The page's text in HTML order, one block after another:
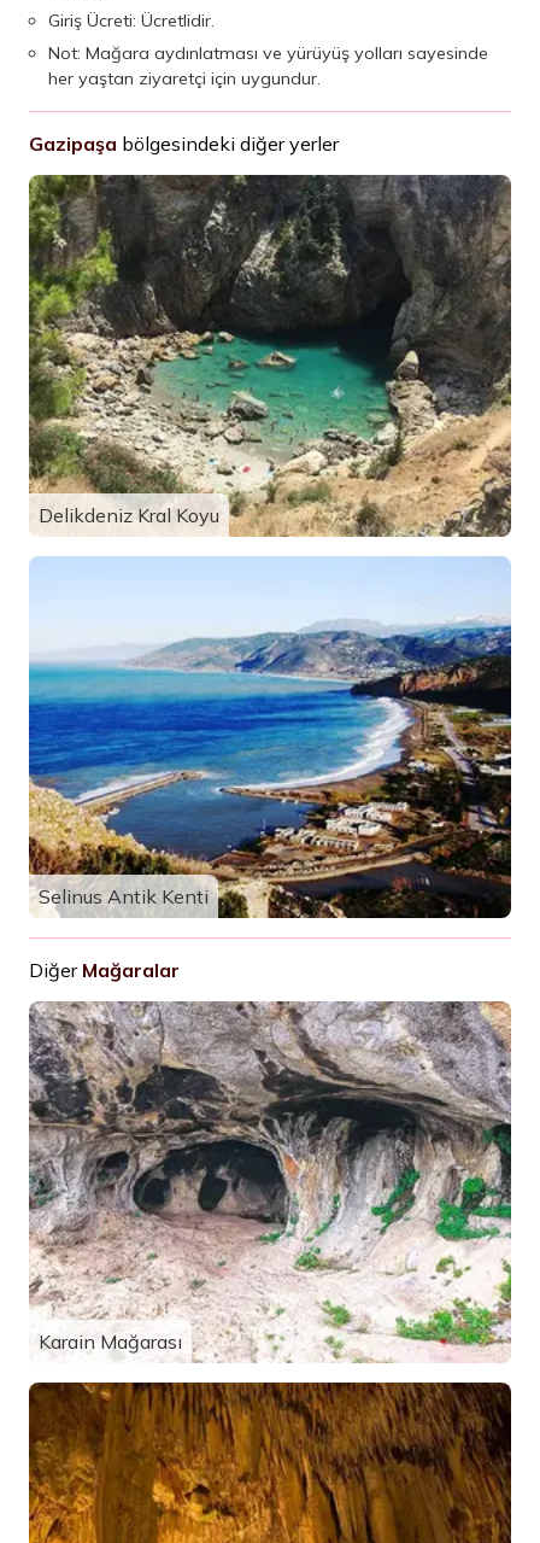
Giriş Ücreti: Ücretlidir.
Not: Mağara aydınlatması ve yürüyüş yolları sayesinde
her yaştan ziyaretçi için uygundur.
Gazipaşa bölgesindeki diğer yerler
Delikdeniz Kral Koyu
Selinus Antik Kenti
Diğer Mağaralar
Karain Mağarası